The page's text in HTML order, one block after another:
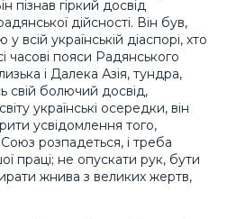
пізнав гіркий досвід
дійсності. Він був,
українській діаспорі, хто
часові пояси Радянського
і Далека Азія, тундра,
свій болючий досвід,
українські осередки, він
усвідомлення того,
розпадеться, і треба
праці; не опускати рук, бути
жнива з великих жертв,